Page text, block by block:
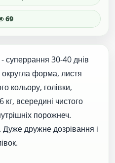
69
суперрання 30-40 днів
форма, листя
кольору, голівки,
кг, всередині чистого
порожнеч.
дружне дозрівання і